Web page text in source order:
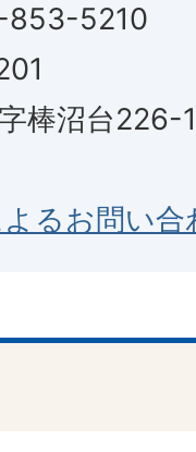
853-5210
棒沼台226-1
るお問い合